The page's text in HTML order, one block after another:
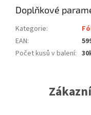
Doplňkové
Kategorie:
EAN:
Počet kusů v balení: